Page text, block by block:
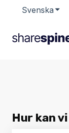
Svenska
Hur kan